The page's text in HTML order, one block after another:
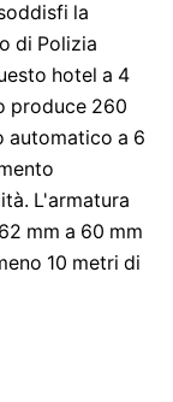
la
di Polizia
hotel a 4
produce 260
automatico a 6
L'armatura
mm a 60 mm
10 metri di